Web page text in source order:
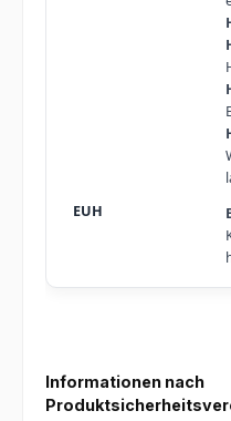
Informationen nach